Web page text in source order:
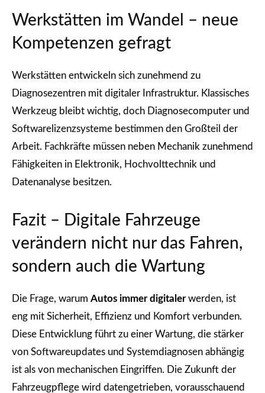
Werkstätten im Wandel – neue
Kompetenzen gefragt
Werkstätten entwickeln sich zunehmend zu
Diagnosezentren mit digitaler Infrastruktur. Klassisches
Werkzeug bleibt wichtig, doch Diagnosecomputer und
Softwarelizenzsysteme bestimmen den Großteil der
Arbeit. Fachkräfte müssen neben Mechanik zunehmend
Fähigkeiten in Elektronik, Hochvolttechnik und
Datenanalyse besitzen.
Fazit – Digitale Fahrzeuge
verändern nicht nur das Fahren,
sondern auch die Wartung
Die Frage, warum Autos immer digitalerwerden, ist
eng mit Sicherheit, Effizienz und Komfort verbunden.
Diese Entwicklung führt zu einer Wartung, die stärker
von Softwareupdates und Systemdiagnosen abhängig
ist als von mechanischen Eingriffen. Die Zukunft der
Fahrzeugpflege wird datengetrieben, vorausschauend